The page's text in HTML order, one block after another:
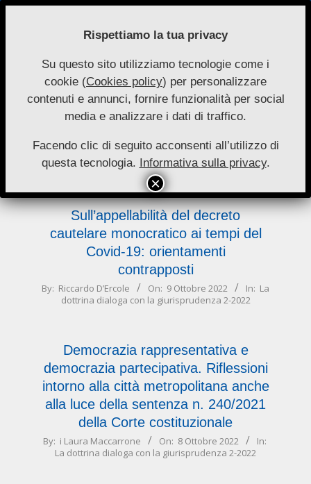
Skip
Nuove
Autonomie
Primary
Navigation
Menu
giurisprudenza 2-2022
Sull’appellabilità del decreto
cautelare monocratico ai tempi del
Covid-19: orientamenti
contrapposti
2022-
By: Riccardo D’Ercole On: 9 Ottobre 2022 In: La
dottrina dialoga con la giurisprudenza 2-2022
Democrazia rappresentativa e
democrazia partecipativa. Riflessioni
intorno alla città metropolitana anche
alla luce della sentenza n. 240/2021
della Corte costituzionale
2022-
10-
By: i Laura Maccarrone On: 8 Ottobre 2022
In:
La dottrina dialoga con la giurisprudenza 2-2022
Rispettiamo la tua privacy
Su questo sito utilizziamo tecnologie come i
cookie (Cookies policy) per personalizzare
contenuti e annunci, fornire funzionalità per social
media e analizzare i dati di traffico.
Facendo clic di seguito acconsenti all’utilizzo di
questa tecnologia. Informativa sulla privacy.